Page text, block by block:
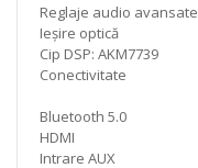
Reglaje audio avansate
Ieșire optică
Cip DSP: AKM7739
Conectivitate
Bluetooth 5.0
HDMI
Intrare AUX